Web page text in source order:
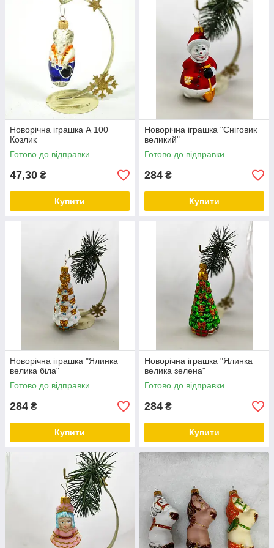
Новорічна іграшка А 100
Козлик
Готово до відправки
47,30 ₴
Купити
Новорічна іграшка "Сніговик
великий"
Готово до відправки
284 ₴
Купити
Новорічна іграшка "Ялинка
велика біла"
Готово до відправки
284 ₴
Купити
Новорічна іграшка "Ялинка
велика зелена"
Готово до відправки
284 ₴
Купити